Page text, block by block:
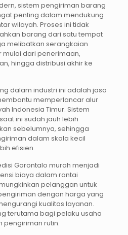
sistem pengiriman barang
penting dalam mendukung
wilayah. Proses ini tidak
barang dari satu tempat
melibatkan serangkaian
mulai dari penerimaan,
hingga distribusi akhir ke
dalam industri ini adalah jasa
memperlancar alur
Indonesia Timur. Sistem
ini sudah jauh lebih
sebelumnya, sehingga
dalam skala kecil
efisien.
Gorontalo murah menjadi
biaya dalam rantai
pelanggan untuk
dengan harga yang
kualitas layanan.
terutama bagi pelaku usaha
pengiriman rutin.